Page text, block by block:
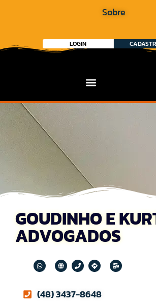
Sobre
LOGIN
GOUDINHO E
ADVOGADOS
(48) 3437-8648